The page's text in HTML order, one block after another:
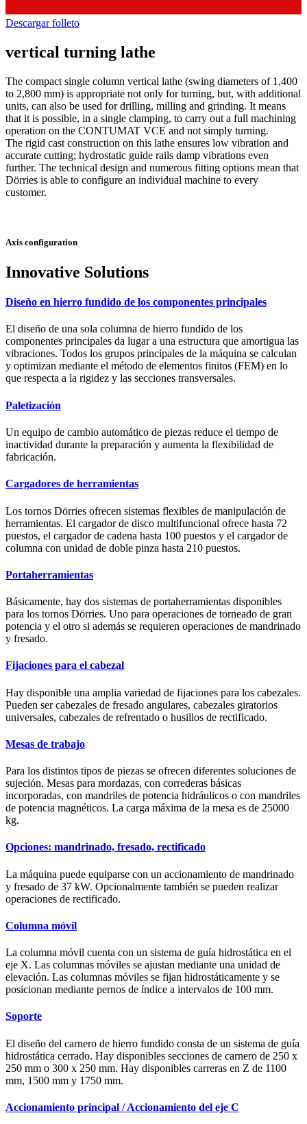
Descargar folleto
vertical turning lathe
The compact single column vertical lathe (swing diameters of 1,400
to 2,800 mm) is appropriate not only for turning, but, with additional
units, can also be used for drilling, milling and grinding. It means
that it is possible, in a single clamping, to carry out a full machining
operation on the CONTUMAT VCE and not simply turning.
The rigid cast construction on this lathe ensures low vibration and
accurate cutting; hydrostatic guide rails damp vibrations even
further. The technical design and numerous fitting options mean that
Dörries is able to configure an individual machine to every
customer.
Axis configuration
Innovative Solutions
Diseño en hierro fundido de los componentes principales
El diseño de una sola columna de hierro fundido de los
componentes principales da lugar a una estructura que amortigua las
vibraciones. Todos los grupos principales de la máquina se calculan
y optimizan mediante el método de elementos finitos (FEM) en lo
que respecta a la rigidez y las secciones transversales.
Paletización
Un equipo de cambio automático de piezas reduce el tiempo de
inactividad durante la preparación y aumenta la flexibilidad de
fabricación.
Cargadores de herramientas
Los tornos Dörries ofrecen sistemas flexibles de manipulación de
herramientas. El cargador de disco multifuncional ofrece hasta 72
puestos, el cargador de cadena hasta 100 puestos y el cargador de
columna con unidad de doble pinza hasta 210 puestos.
Portaherramientas
Básicamente, hay dos sistemas de portaherramientas disponibles
para los tornos Dörries. Uno para operaciones de torneado de gran
potencia y el otro si además se requieren operaciones de mandrinado
y fresado.
Fijaciones para el cabezal
Hay disponible una amplia variedad de fijaciones para los cabezales.
Pueden ser cabezales de fresado angulares, cabezales giratorios
universales, cabezales de refrentado o husillos de rectificado.
Mesas de trabajo
Para los distintos tipos de piezas se ofrecen diferentes soluciones de
sujeción. Mesas para mordazas, con correderas básicas
incorporadas, con mandriles de potencia hidráulicos o con mandriles
de potencia magnéticos. La carga máxima de la mesa es de 25000
kg.
Opciones: mandrinado, fresado, rectificado
La máquina puede equiparse con un accionamiento de mandrinado
y fresado de 37 kW. Opcionalmente también se pueden realizar
operaciones de rectificado.
Columna móvil
La columna móvil cuenta con un sistema de guía hidrostática en el
eje X. Las columnas móviles se ajustan mediante una unidad de
elevación. Las columnas móviles se fijan hidrostáticamente y se
posicionan mediante pernos de índice a intervalos de 100 mm.
Soporte
El diseño del carnero de hierro fundido consta de un sistema de guía
hidrostática cerrado. Hay disponibles secciones de carnero de 250 x
250 mm o 300 x 250 mm. Hay disponibles carreras en Z de 1100
mm, 1500 mm y 1750 mm.
Accionamiento principal / Accionamiento del eje C